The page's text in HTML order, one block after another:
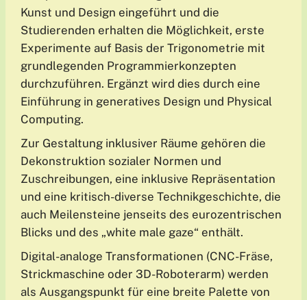
Kunst und Design eingeführt und die
Studierenden erhalten die Möglichkeit, erste
Experimente auf Basis der Trigonometrie mit
grundlegenden Programmierkonzepten
durchzuführen. Ergänzt wird dies durch eine
Einführung in generatives Design und Physical
Computing.
Zur Gestaltung inklusiver Räume gehören die
Dekonstruktion sozialer Normen und
Zuschreibungen, eine inklusive Repräsentation
und eine kritisch-diverse Technikgeschichte, die
auch Meilensteine jenseits des eurozentrischen
Blicks und des „white male gaze“ enthält.
Digital-analoge Transformationen (CNC-Fräse,
Strickmaschine oder 3D-Roboterarm) werden
als Ausgangspunkt für eine breite Palette von